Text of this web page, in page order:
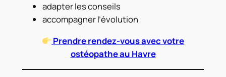
adapter les conseils
accompagner l’évolution
Prendre rendez-vous avec votre
ostéopathe au Havre